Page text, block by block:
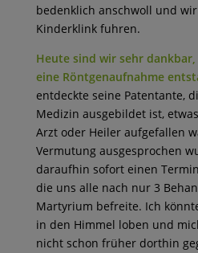
bedenklich anschwoll und
Kinderklink fuhren.
Heute sind wir sehr dankbar,
eine Röntgenaufnahme
entdeckte seine Patentante,
Medizin ausgebildet ist,
Arzt oder Heiler aufgefallen
Vermutung ausgesprochen
daraufhin sofort einen
die uns alle nach nur 3
Martyrium befreite. Ich
in den Himmel loben und
nicht schon früher dorthin